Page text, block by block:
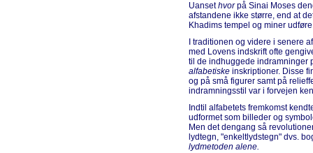
Uansethvorpå Sinai Moses
afstandene ikke større, end at
Khadims tempel og miner
I traditionen og videre i senere
med Lovens indskrift ofte
til de indhuggede indramninger
alfabetiske inskriptioner. Disse
og på små figurer samt på
indramningsstil var i forvejen
Indtil alfabetets fremkomst
udformet som billeder og
Men det dengang så
lydtegn, "enkeltlydstegn" dvs.
lydmetoden alene.